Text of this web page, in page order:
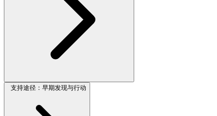
支持途径：早期发现与行动